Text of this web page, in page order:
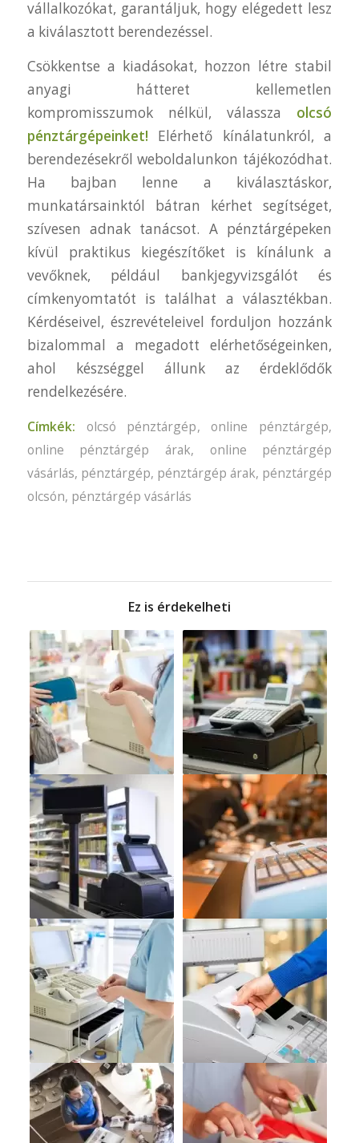
vállalkozókat, garantáljuk, hogy elégedett lesz
a kiválasztott berendezéssel.
Csökkentse a kiadásokat, hozzon létre stabil
anyagi hátteret kellemetlen
kompromisszumok nélkül, válassza olcsó
pénztárgépeinket! Elérhető kínálatunkról, a
berendezésekről weboldalunkon tájékozódhat.
Ha bajban lenne a kiválasztáskor,
munkatársainktól bátran kérhet segítséget,
szívesen adnak tanácsot. A pénztárgépeken
kívül praktikus kiegészítőket is kínálunk a
vevőknek, például bankjegyvizsgálót és
címkenyomtatót is találhat a választékban.
Kérdéseivel, észrevételeivel forduljon hozzánk
bizalommal a megadott elérhetőségeinken,
ahol készséggel állunk az érdeklődők
rendelkezésére.
Címkék: olcsó pénztárgép,online pénztárgép,
online pénztárgép árak, online pénztárgép
vásárlás, pénztárgép, pénztárgép árak, pénztárgép
olcsón, pénztárgép vásárlás
Ez is érdekelheti